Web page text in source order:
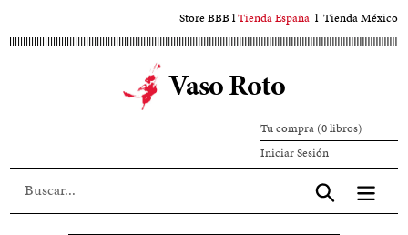
al
Store BBBlTienda España l Tienda México
Vaso Roto
Tu compra (0 libros)
Iniciar SesiónIniciar
sesión
Aceptar